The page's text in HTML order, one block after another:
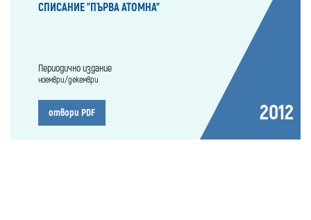
СПИСАНИЕ "ПЪРВА АТОМНА"
Периодично издание
ноември/декември
отвори PDF 2012